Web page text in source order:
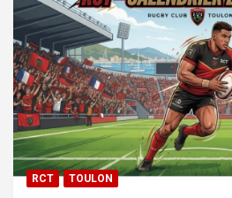
RCT TOULON